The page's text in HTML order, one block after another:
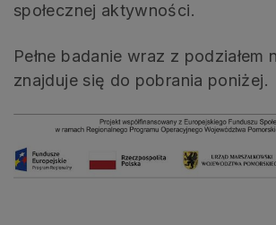
społecznej aktywności.
Pełne badanie wraz z podziałem
znajduje się do pobrania poniżej.